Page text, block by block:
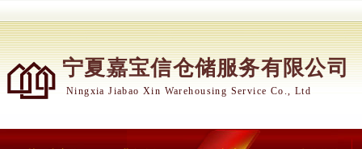
宁夏嘉宝信仓储服务有限公司
Ningxia Jiabao Xin Warehousing Service Co., Ltd